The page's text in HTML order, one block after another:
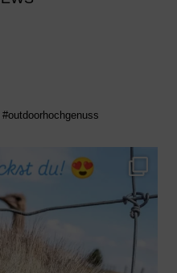
#outdoorhochgenuss